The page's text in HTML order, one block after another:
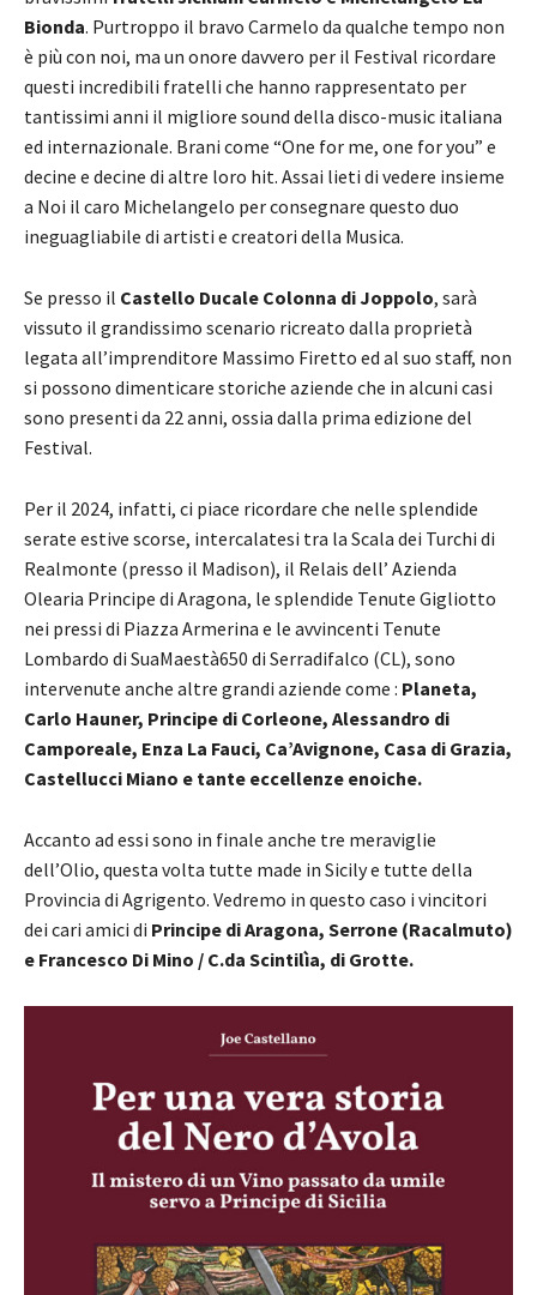
Bionda. Purtroppo il bravo Carmelo da qualche tempo non
è più con noi, ma un onore davvero per il Festival ricordare
questi incredibili fratelli che hanno rappresentato per
tantissimi anni il migliore sound della disco-music italiana
ed internazionale. Brani come “One for me, one for you” e
decine e decine di altre loro hit. Assai lieti di vedere insieme
a Noi il caro Michelangelo per consegnare questo duo
ineguagliabile di artisti e creatori della Musica.
Se presso il Castello Ducale Colonna di Joppolo, sarà
vissuto il grandissimo scenario ricreato dalla proprietà
legata all’imprenditore Massimo Firetto ed al suo staff, non
si possono dimenticare storiche aziende che in alcuni casi
sono presenti da 22 anni, ossia dalla prima edizione del
Festival.
Per il 2024, infatti, ci piace ricordare che nelle splendide
serate estive scorse, intercalatesi tra la Scala dei Turchi di
Realmonte (presso il Madison), il Relais dell’ Azienda
Olearia Principe di Aragona, le splendide Tenute Gigliotto
nei pressi di Piazza Armerina e le avvincenti Tenute
Lombardo di SuaMaestà650 di Serradifalco (CL), sono
intervenute anche altre grandi aziende come : Planeta,
Carlo Hauner, Principe di Corleone, Alessandro di
Camporeale, Enza La Fauci, Ca’Avignone, Casa di Grazia,
Castellucci Miano e tante eccellenze enoiche.
Accanto ad essi sono in finale anche tre meraviglie
dell’Olio, questa volta tutte made in Sicily e tutte della
Provincia di Agrigento. Vedremo in questo caso i vincitori
dei cari amici di Principe di Aragona, Serrone (Racalmuto)
e Francesco Di Mino / C.da Scintilìa, di Grotte.